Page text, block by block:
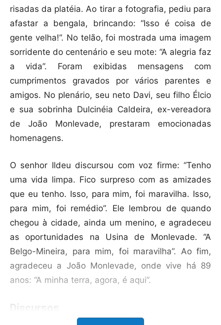
risadas da platéia. Ao tirar a fotografia, pediu para
afastar a bengala, brincando: “Isso é coisa de
gente velha!”. No telão, foi mostrada uma imagem
sorridente do centenário e seu mote: “A alegria faz
a vida”. Foram exibidas mensagens com
cumprimentos gravados por vários parentes e
amigos. No plenário, seu neto Davi, seu filho Élcio
e sua sobrinha Dulcinéia Caldeira, ex-vereadora
de João Monlevade, prestaram emocionadas
homenagens.
O senhor Ildeu discursou com voz firme: “Tenho
uma vida limpa. Fico surpreso com as amizades
que eu tenho. Isso, para mim, foi maravilha. Isso,
para mim, foi remédio”. Ele lembrou de quando
chegou à cidade, ainda um menino, e agradeceu
as oportunidades na Usina de Monlevade. “A
Belgo-Mineira, para mim, foi maravilha”. Ao fim,
agradeceu a João Monlevade, onde vive há 89
anos: “A minha terra, agora, é aqui”.
Discursos